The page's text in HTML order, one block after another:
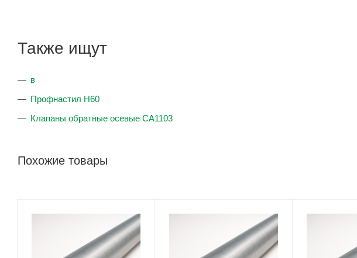
Также ищут
в
Профнастил Н60
Клапаны обратные осевые CA1103
Похожие товары